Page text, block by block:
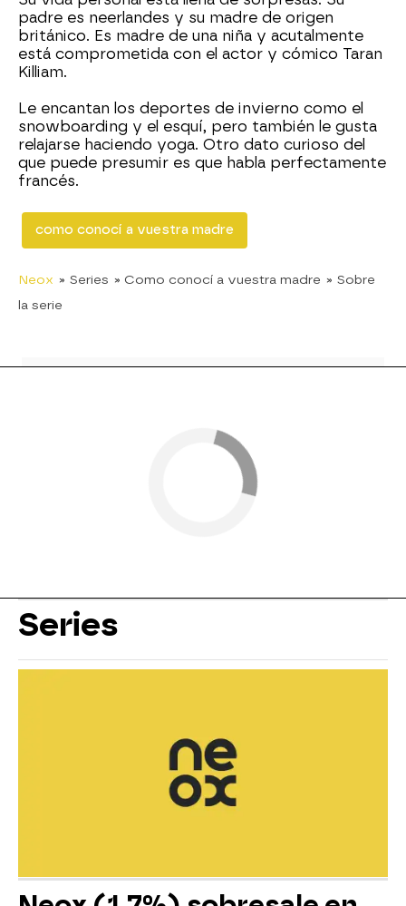
padre es neerlandes y su madre de origen
británico. Es madre de una niña y acutalmente
está comprometida con el actor y cómico Taran
Killiam.
Le encantan los deportes de invierno como el
snowboarding y el esquí, pero también le gusta
relajarse haciendo yoga. Otro dato curioso del
que puede presumir es que habla perfectamente
francés.
como conocí a vuestra madre
Neox » Series » Como conocí a vuestra madre » Sobre
la serie
Series